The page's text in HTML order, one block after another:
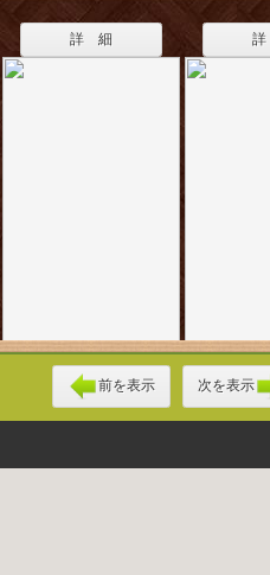
詳 細
前を表示 次を表示